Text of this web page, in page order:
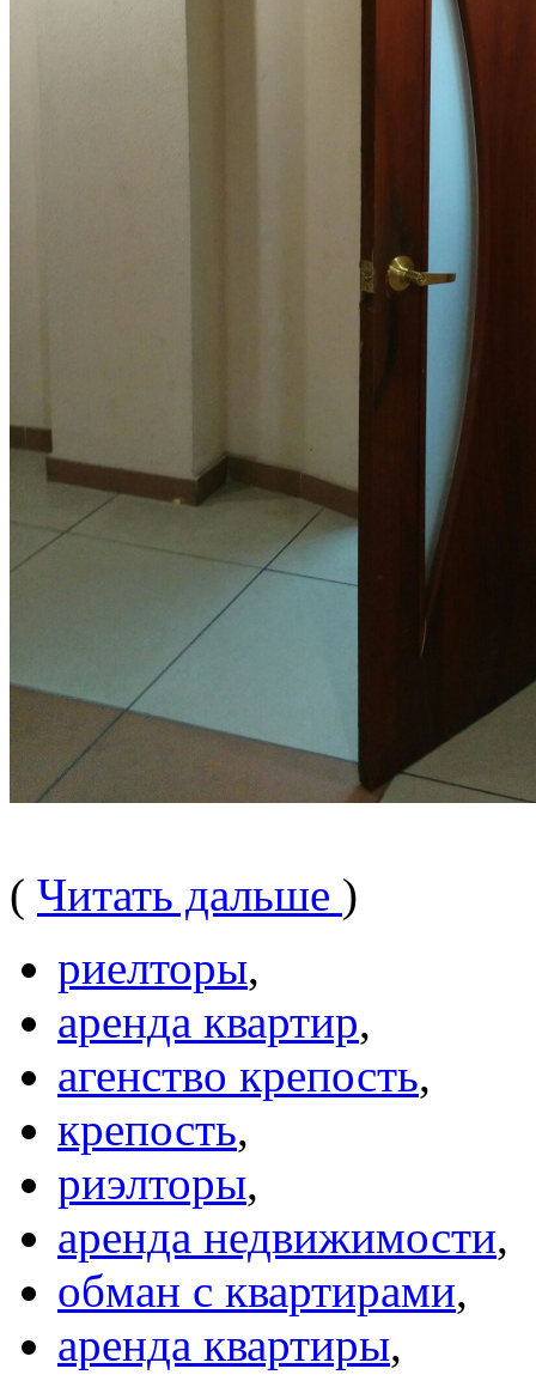
( Читать дальше )
риелторы,
аренда квартир,
агенство крепость,
крепость,
риэлторы,
аренда недвижимости,
обман с квартирами,
аренда квартиры,